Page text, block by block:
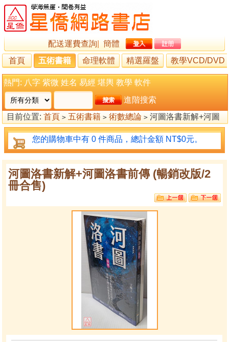
配送運費查詢
簡體
首頁
五術書籍 命理軟體 精選羅盤 教學VCD/DVD
熱門: 八字 紫微 姓名 易經 堪輿 教學 軟件
進階搜索
目前位置: 首頁 > 五術書籍 > 術數總論 > 河圖洛書新解+河圖
洛書前傳 (暢銷改版/2冊合售)
您的購物車中有 0 件商品，總計金額 NT$0元。
河圖洛書新解+河圖洛書前傳 (暢銷改版/2
冊合售)